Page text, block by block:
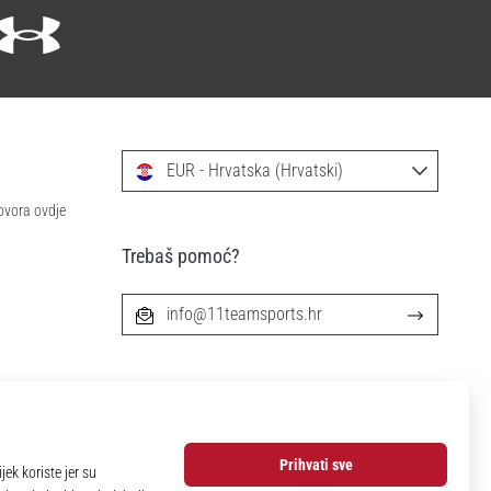
ovdje
EUR - Hrvatska (Hrvatski)
Trebaš pomoć?
info@11teamsports.hr